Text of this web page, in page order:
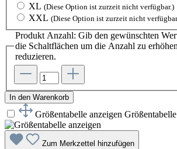
XL (Diese Option ist zurzeit nicht verfügbar.)
XXL (Diese Option ist zurzeit nicht
Produkt Anzahl: Gib den gewünschten
die Schaltflächen um die Anzahl zu
reduzieren.
In den Warenkorb
Größentabelle anzeigen
Zum Merkzettel hinzufügen